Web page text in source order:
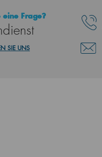
eine Frage?
SIE UNS